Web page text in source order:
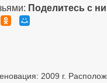
Поделитесь с
2009 г.